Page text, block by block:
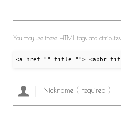
You may use these HTML tags and attributes:
<a href="" title=""> <abbr